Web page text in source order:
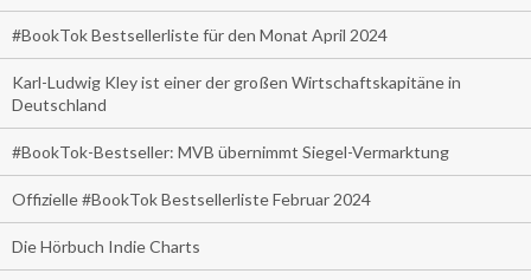
#BookTok Bestsellerliste für den Monat April 2024
Karl-Ludwig Kley ist einer der großen Wirtschaftskapitäne in
Deutschland
#BookTok-Bestseller: MVB übernimmt Siegel-Vermarktung
Offizielle #BookTok Bestsellerliste Februar 2024
Die Hörbuch Indie Charts